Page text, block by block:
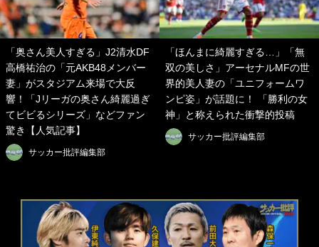
「奥さん美人すぎる」J2清水DF
高橋祐治の「元AKB48メンバー
妻」がスタジアム来場で大反
響！「Jリーガの奥さん綺麗過ぎ
てビビるシリーズ」などファン
驚き【人気記事】
サッカー批評編集部
「ほんまに綺麗すぎる…」「無
双の美しさ」アーセナルMFの世
界的美人妻の「ユニフォームワ
ンピ姿」が話題に！ 「勝利の女
神」と称えられた衝撃的投稿
サッカー批評編集部